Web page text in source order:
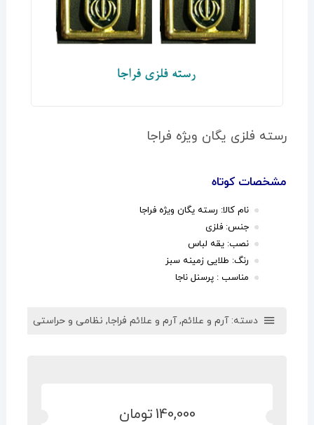
رسته فلزی یگان ویژه فراجا
مشخصات کوتاه
نام کالا: رسته یگان ویژه فراجا
جنس: فلزی
نصب: یقه لباس
رنگ: طلایی زمینه سبز
مناسب : پرسنل ناجا
دسته:آرم و علائم,آرم و علائم فراجا, نظامی و حراستی
140,000 تومان